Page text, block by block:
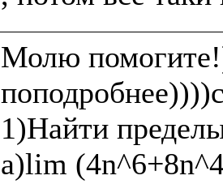
Молю
1)Найти
а)lim